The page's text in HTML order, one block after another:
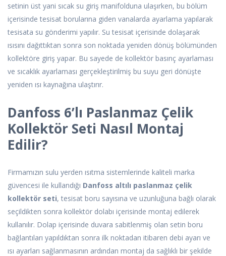
setinin üst yani sıcak su giriş manifolduna ulaşırken, bu bölüm
içerisinde tesisat borularına giden vanalarda ayarlama yapılarak
tesisata su gönderimi yapılır. Su tesisat içerisinde dolaşarak
ısısını dağıttıktan sonra son noktada yeniden dönüş bölümünden
kollektöre giriş yapar. Bu sayede de kollektör basınç ayarlaması
ve sıcaklık ayarlaması gerçekleştirilmiş bu suyu geri dönüşte
yeniden ısı kaynağına ulaştırır.
Danfoss 6’lı Paslanmaz Çelik
Kollektör Seti Nasıl Montaj
Edilir?
Firmamızın sulu yerden ısıtma sistemlerinde kaliteli marka
güvencesi ile kullandığı Danfoss altılı paslanmaz çelik
kollektör seti, tesisat boru sayısına ve uzunluğuna bağlı olarak
seçildikten sonra kollektör dolabı içerisinde montaj edilerek
kullanılır. Dolap içerisinde duvara sabitlenmiş olan setin boru
bağlantıları yapıldıktan sonra ilk noktadan itibaren debi ayarı ve
ısı ayarları sağlanmasının ardından montaj da sağlıklı bir şekilde